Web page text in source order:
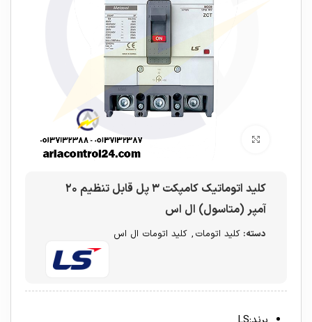
کلید اتوماتیک کامپکت ۳ پل قابل تنظیم ۲۰
آمپر (متاسول) ال اس
دسته: کلید اتومات , کلید اتومات ال اس